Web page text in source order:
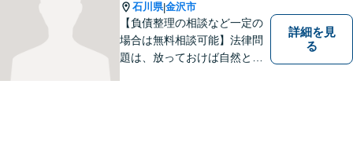
石川県|金沢市
【負債整理の相談など一定の
場合は無料相談可能】法律問
題は、放っておけば自然と解
詳細を見
る